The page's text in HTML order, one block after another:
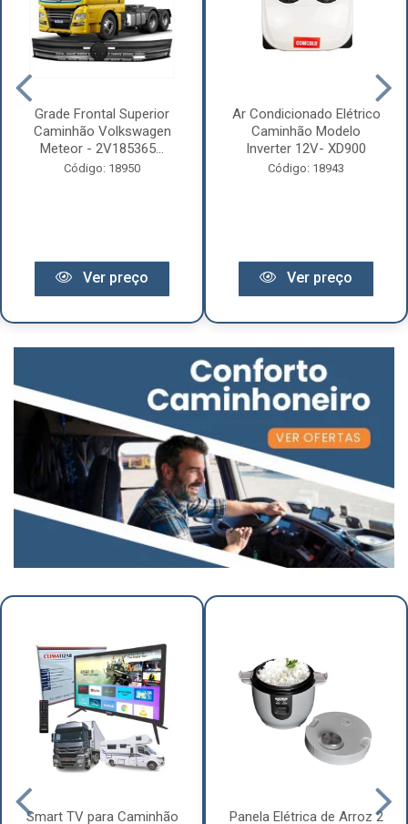
Grade Frontal Superior
Caminhão Volkswagen
Meteor - 2V185365...
Código: 18950
Ver preço
Ar Condicionado Elétrico
Caminhão Modelo
Inverter 12V- XD900
Código: 18943
Ver preço
Smart TV para Caminhão
Panela Elétrica de Arroz 2